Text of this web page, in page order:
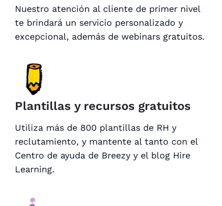
Nuestro atención al cliente de primer nivel
te brindará un servicio personalizado y
excepcional, además de webinars gratuitos.
Plantillas y recursos gratuitos
Utiliza más de 800 plantillas de RH y
reclutamiento, y mantente al tanto con el
Centro de ayuda de Breezy y el blog Hire
Learning.